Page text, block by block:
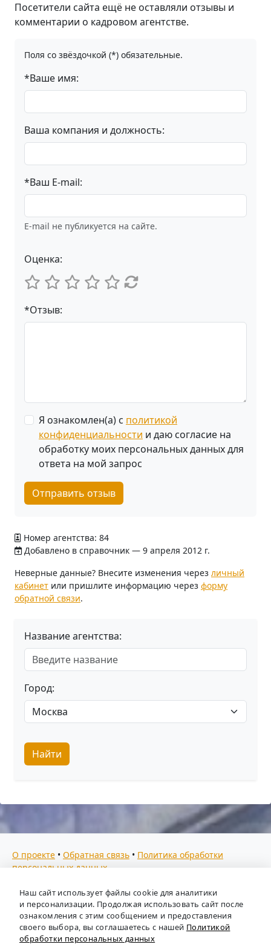
Посетители сайта ещё не оставляли отзывы и
комментарии о кадровом агентстве.
Поля со звёздочкой (*) обязательные.
*Ваше имя:
Ваша компания и должность:
*Ваш E-mail:
E-mail не публикуется на сайте.
Оценка:
*Отзыв:
Я ознакомлен(а) с политикой
конфиденциальности и даю согласие на
обработку моих персональных данных для
ответа на мой запрос
Отправить отзыв
Номер агентства: 84
Добавлено в справочник — 9 апреля 2012 г.
Неверные данные? Внесите изменения через личный
кабинет или пришлите информацию через форму
обратной связи.
Название агентства:
Город:
Найти
О проекте • Обратная связь • Политика обработки
персональных данных
Мы собираем отзывы, составляем рейтинги и
предоставляем всю информацию о кадровых агентствах
России. Также анализируем ключевые тенденции рынка
труда: отслеживаем динамику зарплат, уровень
безработицы и общую обстановку в отрасли, чтобы вы
Наш сайт использует файлы cookie для аналитики
и персонализации. Продолжая использовать сайт после
ознакомления с этим сообщением и предоставления
своего выбора, вы соглашаетесь с нашей Политикой
обработки персональных данных